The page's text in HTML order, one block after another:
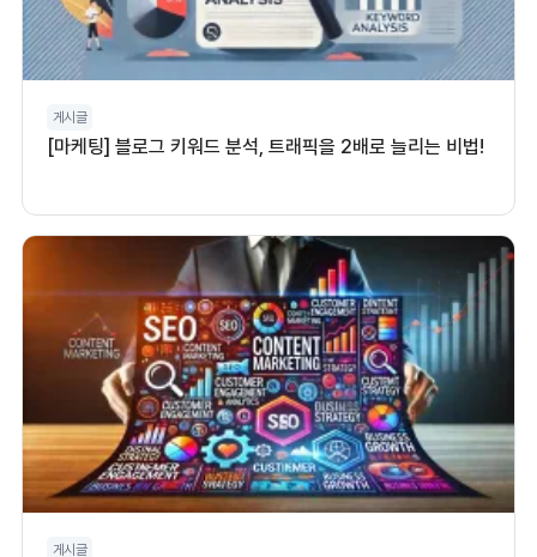
게시글
[마케팅] 블로그 키워드 분석, 트래픽을 2배로 늘리는 비법!
게시글